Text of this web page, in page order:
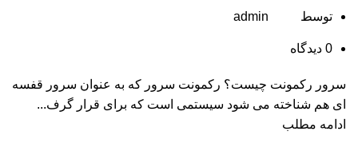
توسط admin
0 دیدگاه
سرور رکمونت چیست؟ رکمونت سرور که به عنوان سرور قفسه
ای هم شناخته می شود سیستمی است که برای قرار گرف...
ادامه مطلب